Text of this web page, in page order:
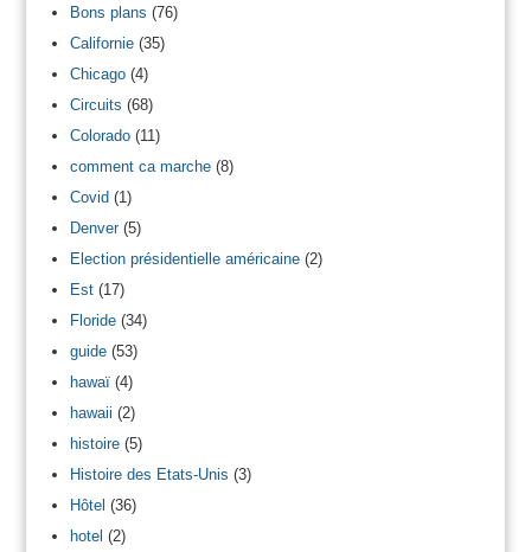
Bons plans (76)
Californie(35)
Chicago(4)
Circuits (68)
Colorado(11)
comment ca marche(8)
Covid(1)
Denver(5)
Election présidentielle américaine(2)
Est(17)
Floride(34)
guide(53)
hawaï(4)
hawaii (2)
histoire(5)
Histoire des Etats-Unis (3)
Hôtel (36)
hotel (2)